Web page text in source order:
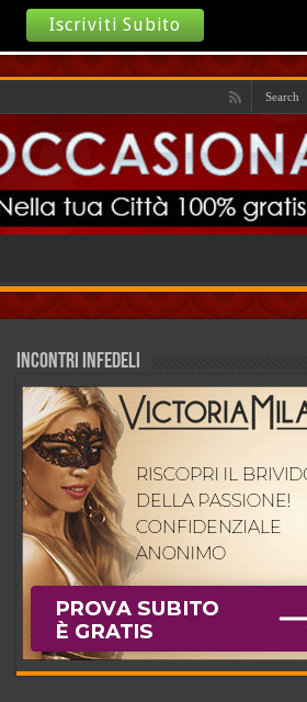
INCONTRI INFEDELI
Iscriviti Subito